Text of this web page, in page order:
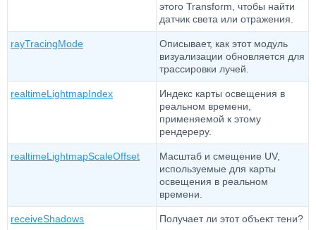
этого Transform, чтобы найти
датчик света или отражения.
rayTracingMode
Описывает, как этот модуль
визуализации обновляется для
трассировки лучей.
realtimeLightmapIndex
Индекс карты освещения в
реальном времени,
применяемой к этому
рендереру.
realtimeLightmapScaleOffset
Масштаб и смещение UV,
используемые для карты
освещения в реальном
времени.
receiveShadows Получает ли этот объект тени?